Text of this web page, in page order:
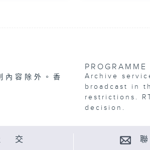
內容除外。香
Archive
broadcast in
restrictions.
decision.
交